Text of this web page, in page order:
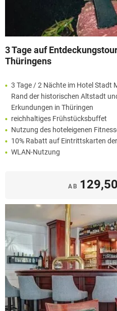
3 Tage auf
Thüringens
3 Tage / 2 Nächte im Hotel Stadt
Rand der historischen Altstadt
Erkundungen in Thüringen
reichhaltiges Frühstücksbuffet
Nutzung des hoteleigenen
10% Rabatt auf Eintrittskarten
WLAN-Nutzung
AB